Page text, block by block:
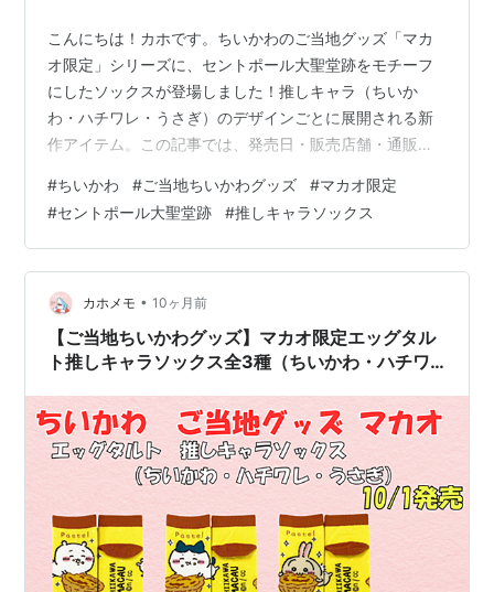
こんにちは！カホです。ちいかわのご当地グッズ「マカ
オ限定」シリーズに、セントポール大聖堂跡をモチーフ
にしたソックスが登場しました！推しキャラ（ちいか
わ・ハチワレ・うさぎ）のデザインごとに展開される新
作アイテム。この記事では、発売日・販売店舗・通販情
聖堂跡推しキャラソックスとは？ 【ラインナップ】 【発
売日】 どこで売ってる？販売店舗一覧 通販は？オンライ
ン販売・在庫状況 まとめ ちいかわの最新情報はこちら
マカオ限定セントポール大聖堂跡推しキャラソックスと
は？ 今回のソックスは、セントポール大聖堂跡に観光に
来たちいかわたちの姿が描かれています…
#ちいかわ #ご当地ちいかわグッズ #マカオ限定
#セントポール大聖堂跡 #推しキャラソックス
カホメモ • 10ヶ月前
【ご当地ちいかわグッズ】マカオ限定エッグタル
ト推しキャラソックス全3種（ちいかわ・ハチワ
め